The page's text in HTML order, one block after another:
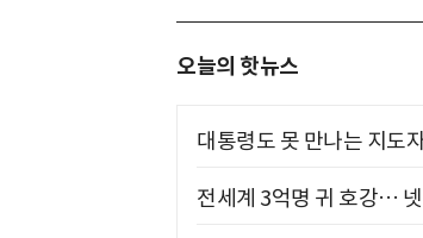
오늘의 핫뉴스
대통령도 못 만나는 지도
전세계 3억명 귀 호강…